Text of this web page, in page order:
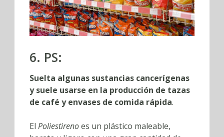
6. PS:
Suelta algunas sustancias cancerígenas
y suele usarse en la producción de tazas
de café y envases de comida rápida.
El Poliestirenoes un plástico maleable,